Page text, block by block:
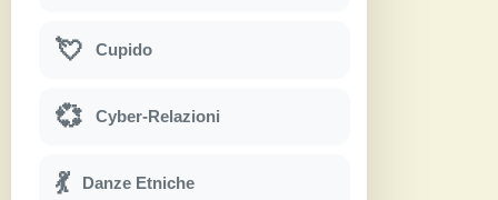
💘 Cupido
💞 Cyber-Relazioni
💃 Danze Etniche